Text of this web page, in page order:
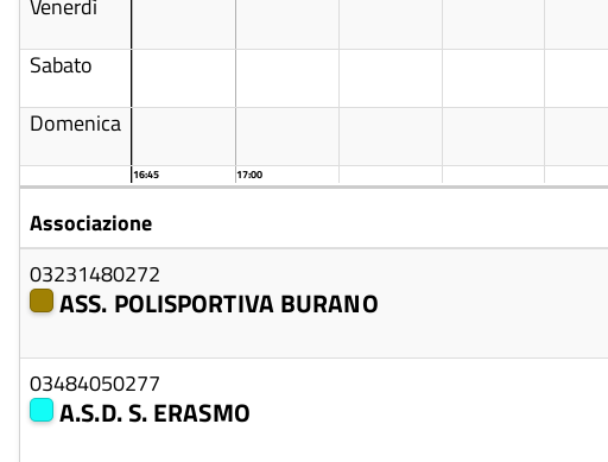
Venerdì
Sabato
Domenica
16:45 17:00
Associazione
03231480272
ASS. POLISPORTIVA BURANO
03484050277
A.S.D. S. ERASMO